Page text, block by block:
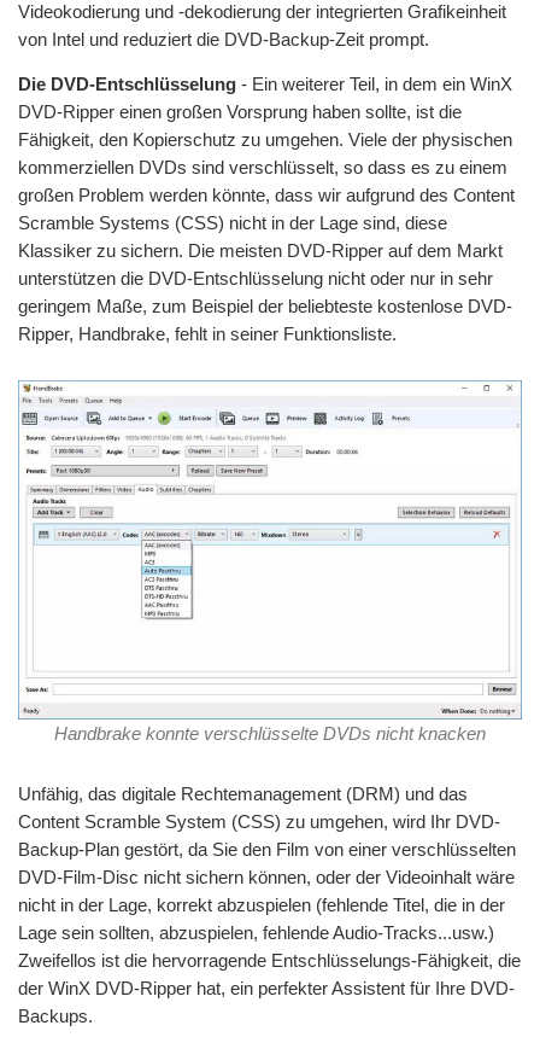
Videokodierung und -dekodierung der integrierten Grafikeinheit
von Intel und reduziert die DVD-Backup-Zeit prompt.
Die DVD-Entschlüsselung - Ein weiterer Teil, in dem ein WinX
DVD-Ripper einen großen Vorsprung haben sollte, ist die
Fähigkeit, den Kopierschutz zu umgehen. Viele der physischen
kommerziellen DVDs sind verschlüsselt, so dass es zu einem
großen Problem werden könnte, dass wir aufgrund des Content
Scramble Systems (CSS) nicht in der Lage sind, diese
Klassiker zu sichern. Die meisten DVD-Ripper auf dem Markt
unterstützen die DVD-Entschlüsselung nicht oder nur in sehr
geringem Maße, zum Beispiel der beliebteste kostenlose DVD-
Ripper, Handbrake, fehlt in seiner Funktionsliste.
Handbrake konnte verschlüsselte DVDs nicht knacken
Unfähig, das digitale Rechtemanagement (DRM) und das
Content Scramble System (CSS) zu umgehen, wird Ihr DVD-
Backup-Plan gestört, da Sie den Film von einer verschlüsselten
DVD-Film-Disc nicht sichern können, oder der Videoinhalt wäre
nicht in der Lage, korrekt abzuspielen (fehlende Titel, die in der
Lage sein sollten, abzuspielen, fehlende Audio-Tracks...usw.)
Zweifellos ist die hervorragende Entschlüsselungs-Fähigkeit, die
der WinX DVD-Ripper hat, ein perfekter Assistent für Ihre DVD-
Backups.